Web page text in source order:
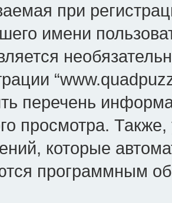
при
имени
перечень
просмотра.
которые
программным